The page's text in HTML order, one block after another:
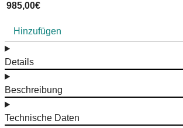
985,00€
Hinzufügen
Details
Beschreibung
Technische Daten